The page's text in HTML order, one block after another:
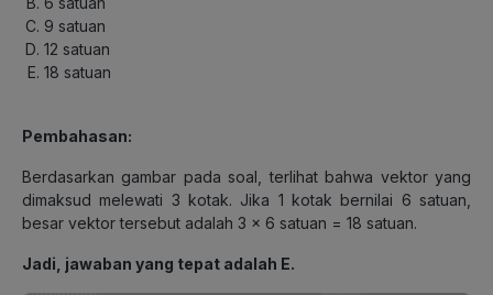
9 satuan
12 satuan
18 satuan
Pembahasan:
Berdasarkan gambar pada soal, terlihat bahwa vektor yang
dimaksud melewati 3 kotak. Jika 1 kotak bernilai 6 satuan,
besar vektor tersebut adalah 3 × 6 satuan = 18 satuan.
Jadi, jawaban yang tepat adalah E.